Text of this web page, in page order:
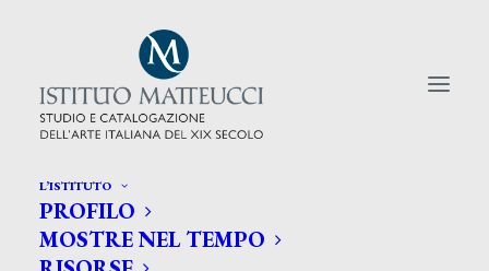
L’ISTITUTO
PROFILO
MOSTRE NEL TEMPO
CERCA TRA GLI ARTISTI: